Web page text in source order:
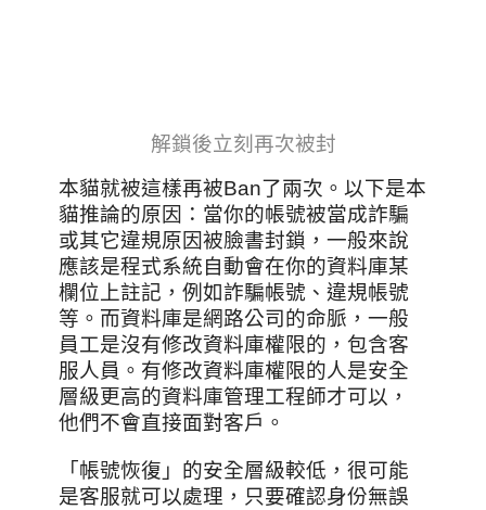
解鎖後立刻再次被封
本貓就被這樣再被Ban了兩次。以下是本
貓推論的原因：當你的帳號被當成詐騙
或其它違規原因被臉書封鎖，一般來說
應該是程式系統自動會在你的資料庫某
欄位上註記，例如詐騙帳號、違規帳號
等。而資料庫是網路公司的命脈，一般
員工是沒有修改資料庫權限的，包含客
服人員。有修改資料庫權限的人是安全
層級更高的資料庫管理工程師才可以，
他們不會直接面對客戶。
「帳號恢復」的安全層級較低，很可能
是客服就可以處理，只要確認身份無誤